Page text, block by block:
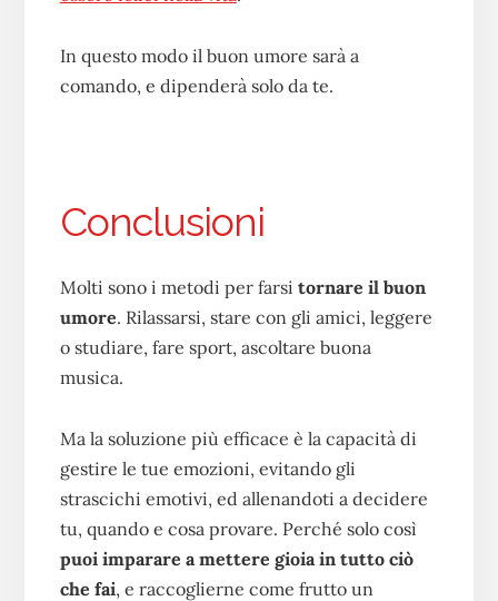
In questo modo il buon umore sarà a
comando, e dipenderà solo da te.
Conclusioni
Molti sono i metodi per farsi tornare il buon
umore. Rilassarsi, stare con gli amici, leggere
o studiare, fare sport, ascoltare buona
musica.
Ma la soluzione più efficace è la capacità di
gestire le tue emozioni, evitando gli
strascichi emotivi, ed allenandoti a decidere
tu, quando e cosa provare. Perché solo così
puoi imparare a mettere gioia in tutto ciò
che fai, e raccoglierne come frutto un